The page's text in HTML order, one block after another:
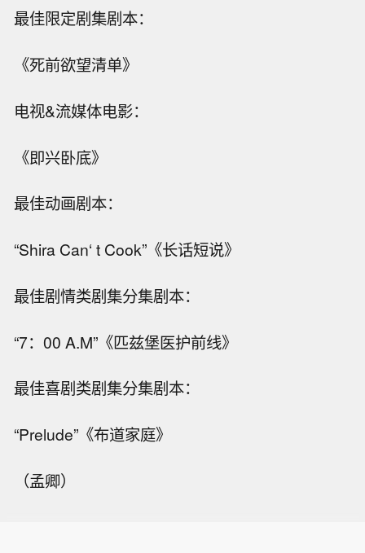
最佳限定剧集剧本：
《死前欲望清单》
电视&流媒体电影：
《即兴卧底》
最佳动画剧本：
“Shira Can‘ t Cook”《长话短说》
最佳剧情类剧集分集剧本：
“7：00 A.M”《匹兹堡医护前线》
最佳喜剧类剧集分集剧本：
“Prelude”《布道家庭》
（孟卿）